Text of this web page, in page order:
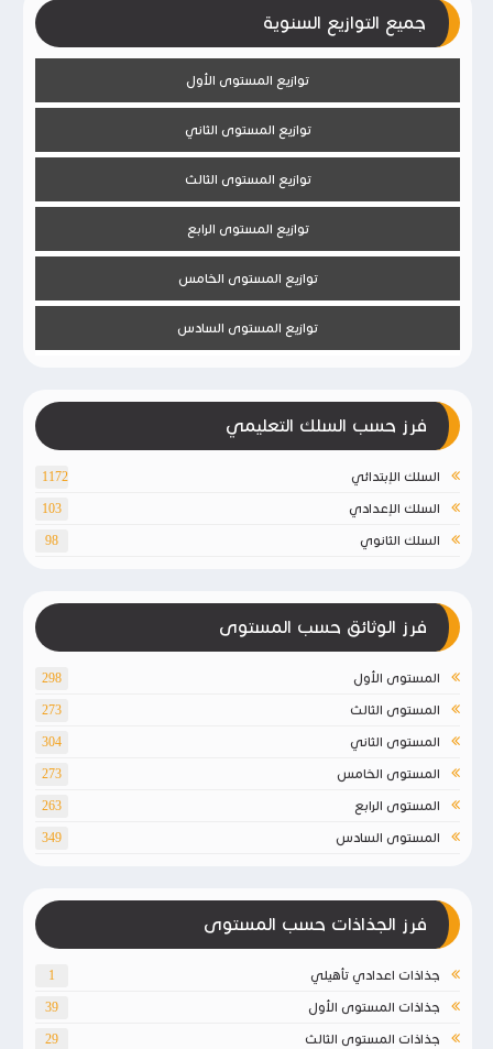
جميع التوازيع السنوية
توازيع المستوى الأول
توازيع المستوى الثاني
توازيع المستوى الثالث
توازيع المستوى الرابع
توازيع المستوى الخامس
توازيع المستوى السادس
فرز حسب السلك التعليمي
السلك الإبتدائي 1172
السلك الإعدادي 103
السلك الثانوي 98
فرز الوثائق حسب المستوى
المستوى الأول 298
المستوى الثالث 273
المستوى الثاني 304
المستوى الخامس 273
المستوى الرابع 263
المستوى السادس 349
فرز الجذاذات حسب المستوى
جذاذات اعدادي تأهيلي 1
جذاذات المستوى الأول 39
جذاذات المستوى الثالث 29